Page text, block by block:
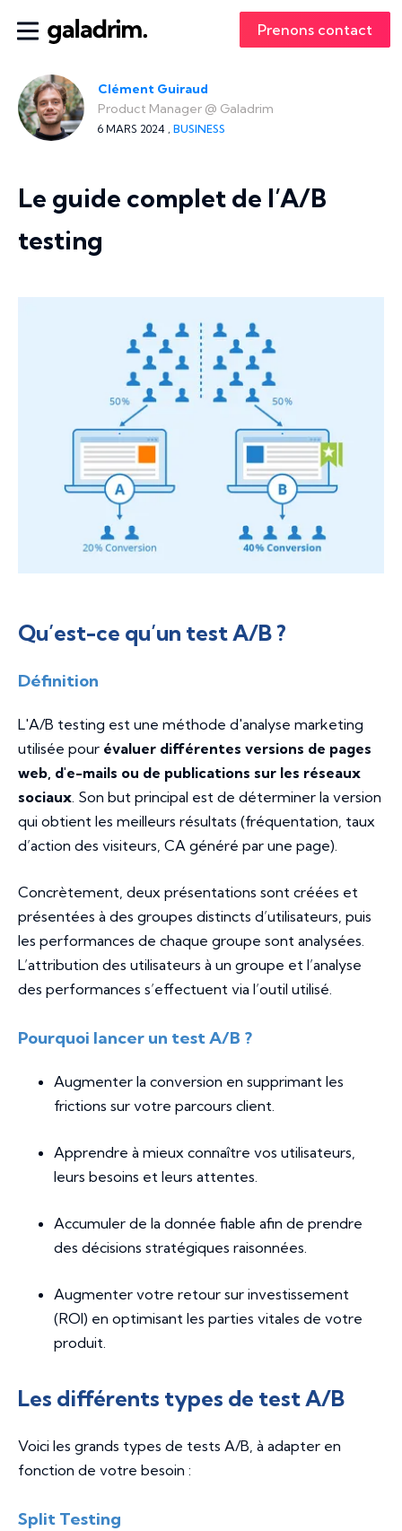
Prenons contact
Clément Guiraud
Product Manager @ Galadrim
6 MARS 2024 , BUSINESS
Le guide complet de l’A/B
testing
Qu’est-ce qu’un test A/B ?
Définition
L'A/B testing est une méthode d'analyse marketing
utilisée pour évaluer différentes versions de pages
web, d'e-mails ou de publications sur les réseaux
sociaux. Son but principal est de déterminer la version
qui obtient les meilleurs résultats (fréquentation, taux
d’action des visiteurs, CA généré par une page).
Concrètement, deux présentations sont créées et
présentées à des groupes distincts d’utilisateurs, puis
les performances de chaque groupe sont analysées.
L’attribution des utilisateurs à un groupe et l’analyse
des performances s’effectuent via l’outil utilisé.
Pourquoi lancer un test A/B ?
Augmenter la conversion en supprimant les
frictions sur votre parcours client.
Apprendre à mieux connaître vos utilisateurs,
leurs besoins et leurs attentes.
Accumuler de la donnée fiable afin de prendre
des décisions stratégiques raisonnées.
Augmenter votre retour sur investissement
(ROI) en optimisant les parties vitales de votre
produit.
Les différents types de test A/B
Voici les grands types de tests A/B, à adapter en
fonction de votre besoin :
Split Testing